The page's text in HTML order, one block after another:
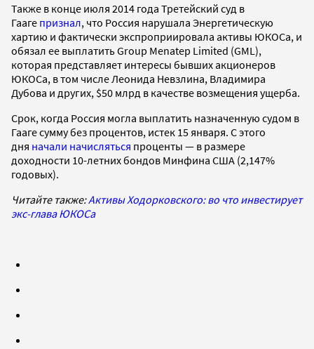
Также в конце июля 2014 года Третейский суд в
Гааге признал, что Россия нарушала Энергетическую
хартию и фактически экспроприировала активы ЮКОСа, и
обязал ее выплатить Group Menatep Limited (GML),
которая представляет интересы бывших акционеров
ЮКОСа, в том числе Леонида Невзлина, Владимира
Дубова и других, $50 млрд в качестве возмещения ущерба.
Срок, когда Россия могла выплатить назначенную судом в
Гааге сумму без процентов, истек 15 января. С этого
дня начали начисляться проценты — в размере
доходности 10-летних бондов Минфина США (2,147%
годовых).
Читайте также:Активы Ходорковского: во что инвестирует
экс-глава ЮКОСа